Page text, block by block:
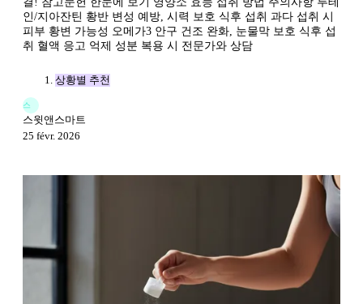
인/지아잔틴 황반 변성 예방, 시력 보호 식후 섭취 과다 섭취 시
피부 황변 가능성 오메가3 안구 건조 완화, 눈물막 보호 식후 섭
취 혈액 응고 억제 성분 복용 시 전문가와 상담
상황별 추천
스
스윗앤스마트
25 févr. 2026